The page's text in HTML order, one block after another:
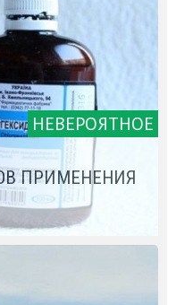
НЕВЕРОЯТНОЕ
ПРИМЕНЕНИЯ